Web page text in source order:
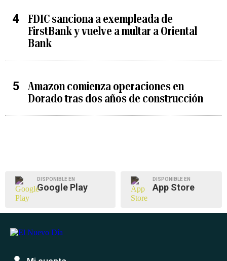
FDIC sanciona a exempleada de
FirstBank y vuelve a multar a Oriental
Bank
Amazon comienza operaciones en
Dorado tras dos años de construcción
DISPONIBLE EN
Google Play
DISPONIBLE EN
App Store